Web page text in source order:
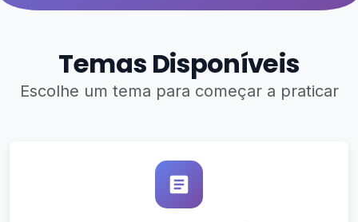
Temas Disponíveis
Escolhe um tema para começar a praticar